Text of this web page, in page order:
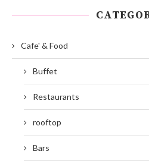
Cafe' & Food
Buffet
Restaurants
rooftop
Bars